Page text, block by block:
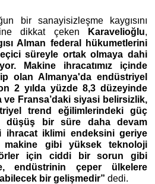
bir sanayisizleşme kaygısını
dikkat çeken
Karavelioğlu,
Alman federal hükumetlerini
süreyle ortak olmaya dahi
Makine ihracatımız içinde
olan Almanya'da endüstriyel
2 yılda yüzde 8,3 düzeyinde
Fransa’daki siyasi belirsizlik,
trend eğilimlerindeki güç
düşüş bir süre daha devam
ihracat iklimi endeksini geriye
gibi yüksek teknoloji
için ciddi bir sorun gibi
endüstrinin çeper ülkelere
bir gelişmedir” dedi.